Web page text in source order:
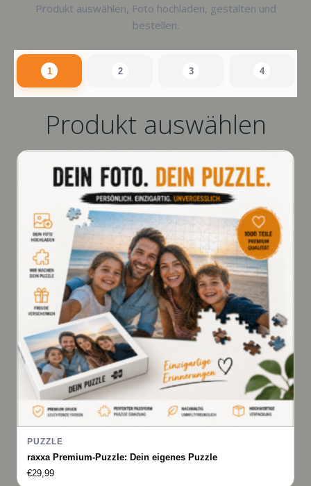
Produkt auswählen, Foto hochladen, gestalten und
bestellen.
1 2 3 4
Produkt auswählen
PUZZLE
raxxa Premium-Puzzle: Dein eigenes Puzzle
€29,99